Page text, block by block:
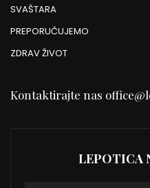
SVAŠTARA
PREPORUČUJEMO
ZDRAV ŽIVOT
Kontaktirajte nas
LEPOTICA